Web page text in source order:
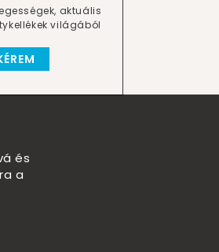
aktuális
világából
és
a